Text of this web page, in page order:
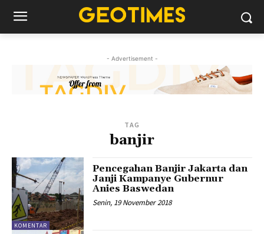
- Advertisement -
TAG
banjir
KOMENTAR
Pencegahan Banjir Jakarta dan
Janji Kampanye Gubernur
Anies Baswedan
Senin, 19 November 2018